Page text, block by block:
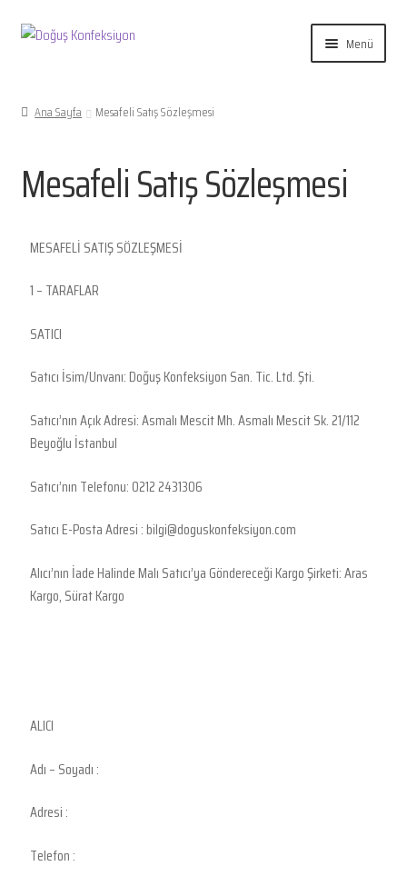
Menü
Nikah Memuru
Hakkında
İletişim
Hesabım
Blog
Instagram
Ana Sayfa Mesafeli Satış Sözleşmesi
Mesafeli Satış Sözleşmesi
MESAFELİ SATIŞ SÖZLEŞMESİ
1 – TARAFLAR
SATICI
Satıcı İsim/Unvanı: Doğuş Konfeksiyon San. Tic. Ltd. Şti.
Satıcı’nın Açık Adresi: Asmalı Mescit Mh. Asmalı Mescit Sk. 21/112
Beyoğlu İstanbul
Satıcı’nın Telefonu: 0212 2431306
Satıcı E-Posta Adresi : bilgi@doguskonfeksiyon.com
Alıcı’nın İade Halinde Malı Satıcı’ya Göndereceği Kargo Şirketi: Aras
Kargo, Sürat Kargo
ALICI
Adı – Soyadı :
Adresi :
Telefon :